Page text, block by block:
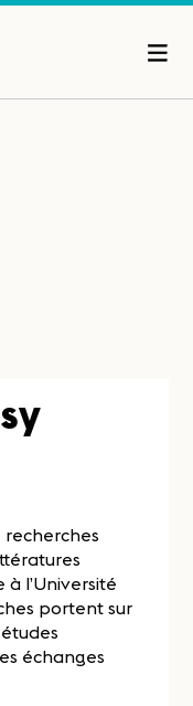
recherches
l’Université
portent sur
échanges